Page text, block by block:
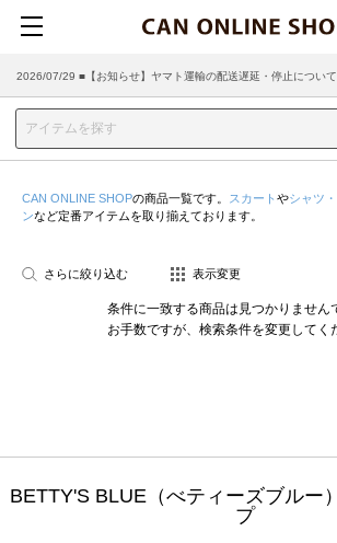
2026/07/29 ■【お知らせ】ヤマト運輸の配送遅延・停止について
CAN ONLINE SHOPの商品一覧です。 スカート やシャツ
ンなど定番アイテムを取り揃えております。
さらに絞り込む 表示変更
条件に一致する商品は見つかりません
お手数ですが、検索条件を変更してく
BETTY'S BLUE（べティーズブルー
プ